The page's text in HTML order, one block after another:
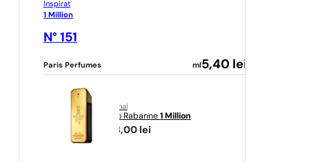
Inspirat
1 Million
N° 151
Paris Perfumes ml 5,40 lei
original
Paco Rabanne 1 Million
458,00 lei